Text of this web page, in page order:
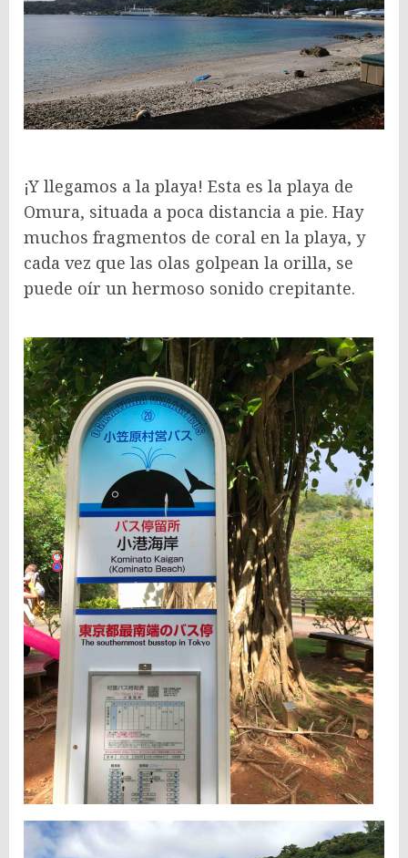
¡Y llegamos a la playa! Esta es la playa de
Omura, situada a poca distancia a pie. Hay
muchos fragmentos de coral en la playa, y
cada vez que las olas golpean la orilla, se
puede oír un hermoso sonido crepitante.